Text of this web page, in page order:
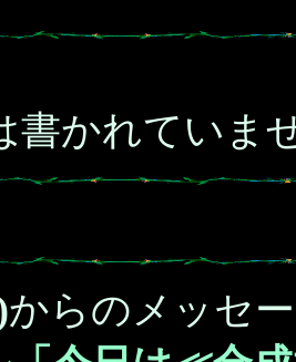
かれていま
からのメッセ